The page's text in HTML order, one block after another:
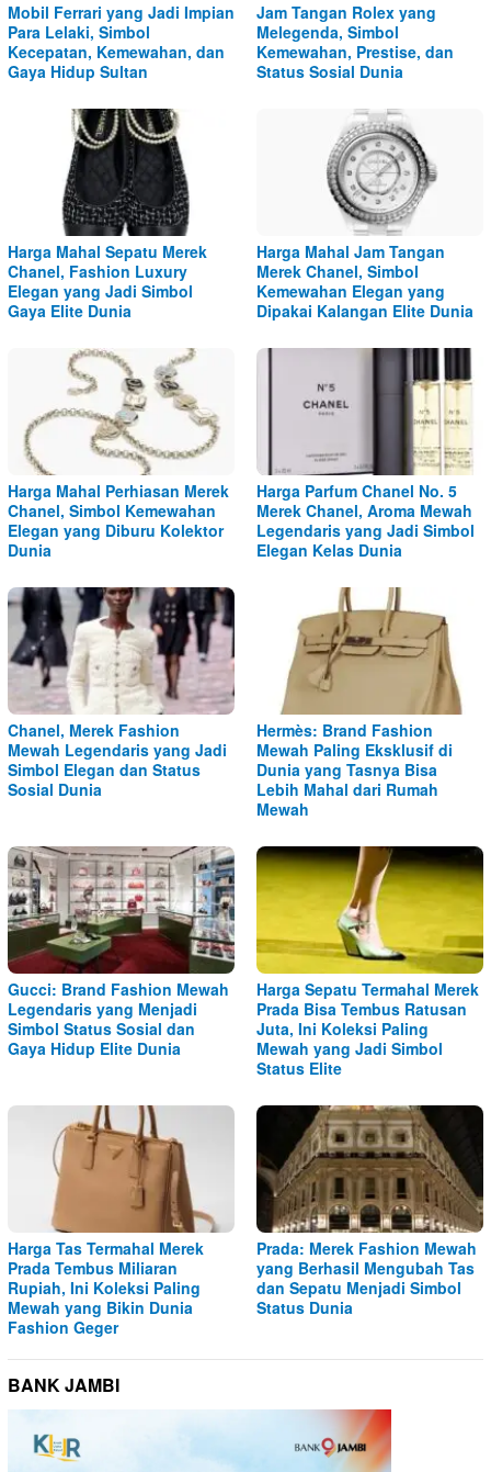
Mobil Ferrari yang Jadi Impian
Para Lelaki, Simbol
Kecepatan, Kemewahan, dan
Gaya Hidup Sultan
Jam Tangan Rolex yang
Melegenda, Simbol
Kemewahan, Prestise, dan
Status Sosial Dunia
Harga Mahal Sepatu Merek
Chanel, Fashion Luxury
Elegan yang Jadi Simbol
Gaya Elite Dunia
Harga Mahal Jam Tangan
Merek Chanel, Simbol
Kemewahan Elegan yang
Dipakai Kalangan Elite Dunia
Harga Mahal Perhiasan Merek
Chanel, Simbol Kemewahan
Elegan yang Diburu Kolektor
Dunia
Harga Parfum Chanel No. 5
Merek Chanel, Aroma Mewah
Legendaris yang Jadi Simbol
Elegan Kelas Dunia
Chanel, Merek Fashion
Mewah Legendaris yang Jadi
Simbol Elegan dan Status
Sosial Dunia
Hermès: Brand Fashion
Mewah Paling Eksklusif di
Dunia yang Tasnya Bisa
Lebih Mahal dari Rumah
Mewah
Gucci: Brand Fashion Mewah
Legendaris yang Menjadi
Simbol Status Sosial dan
Gaya Hidup Elite Dunia
Harga Sepatu Termahal Merek
Prada Bisa Tembus Ratusan
Juta, Ini Koleksi Paling
Mewah yang Jadi Simbol
Status Elite
Harga Tas Termahal Merek
Prada Tembus Miliaran
Rupiah, Ini Koleksi Paling
Mewah yang Bikin Dunia
Fashion Geger
Prada: Merek Fashion Mewah
yang Berhasil Mengubah Tas
dan Sepatu Menjadi Simbol
Status Dunia
BANK JAMBI